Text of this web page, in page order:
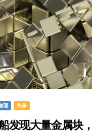
理 头条
发现大量金属块